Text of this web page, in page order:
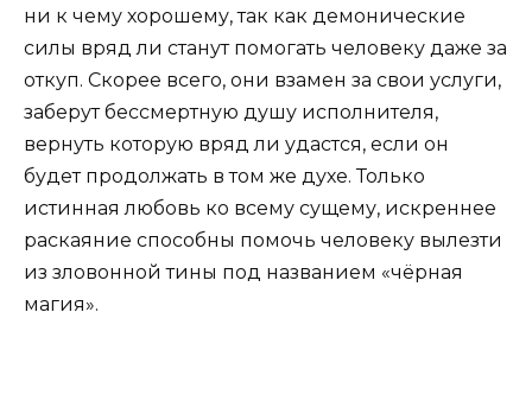
ни к чему хорошему, так как демонические
силы вряд ли станут помогать человеку даже за
откуп. Скорее всего, они взамен за свои услуги,
заберут бессмертную душу исполнителя,
вернуть которую вряд ли удастся, если он
будет продолжать в том же духе. Только
истинная любовь ко всему сущему, искреннее
раскаяние способны помочь человеку вылезти
из зловонной тины под названием «чёрная
магия».